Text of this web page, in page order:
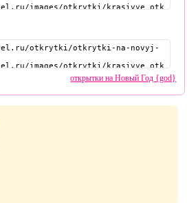
открытки на Новый Год {god}